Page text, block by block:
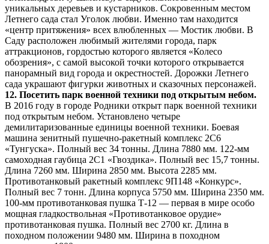
уникальных деревьев и кустарников. Сокровенным местом
Летнего сада стал Уголок любви. Именно там находится
«центр притяжения» всех влюбленных — Мостик любви. В
Саду расположен любимый жителями города, парк
аттракционов, гордостью которого является «Колесо
обозрения», с самой высокой точки которого открывается
панорамный вид города и окрестностей. Дорожки Летнего
сада украшают фигурки животных и сказочных персонажей.
12. Посетить парк военной техники под открытым небом.
В 2016 году в городе Родники открыт парк военной техники
под открытым небом. Установлено четыре
демилитаризованные единицы военной техники. Боевая
машина зенитный пушечно-ракетный комплекс 2С6
«Тунгуска». Полный вес 34 тонны. Длина 7880 мм. 122-мм
самоходная гаубица 2С1 «Гвоздика». Полный вес 15,7 тонны.
Длина 7260 мм. Ширина 2850 мм. Высота 2285 мм.
Противотанковый ракетный комплекс 9П148 «Конкурс».
Полный вес 7 тонн. Длина корпуса 5750 мм. Ширина 2350 мм.
100-мм противотанковая пушка Т-12 — первая в мире особо
мощная гладкоствольная «Противотанковое орудие»
противотанковая пушка. Полный вес 2700 кг. Длина в
походном положении 9480 мм. Ширина в походном